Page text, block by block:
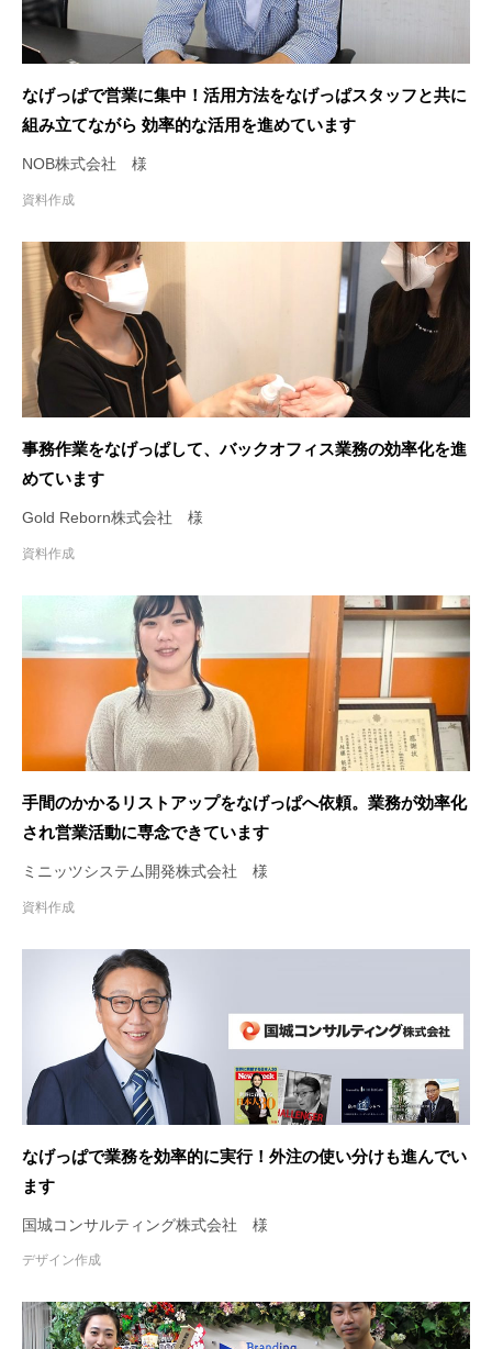
なげっぱで営業に集中！活用方法をなげっぱスタッフと共に
組み立てながら 効率的な活用を進めています
NOB株式会社 様
資料作成
事務作業をなげっぱして、バックオフィス業務の効率化を進
めています
Gold Reborn株式会社 様
資料作成
手間のかかるリストアップをなげっぱへ依頼。業務が効率化
され営業活動に専念できています
ミニッツシステム開発株式会社 様
資料作成
なげっぱで業務を効率的に実行！外注の使い分けも進んでい
ます
国城コンサルティング株式会社 様
デザイン作成